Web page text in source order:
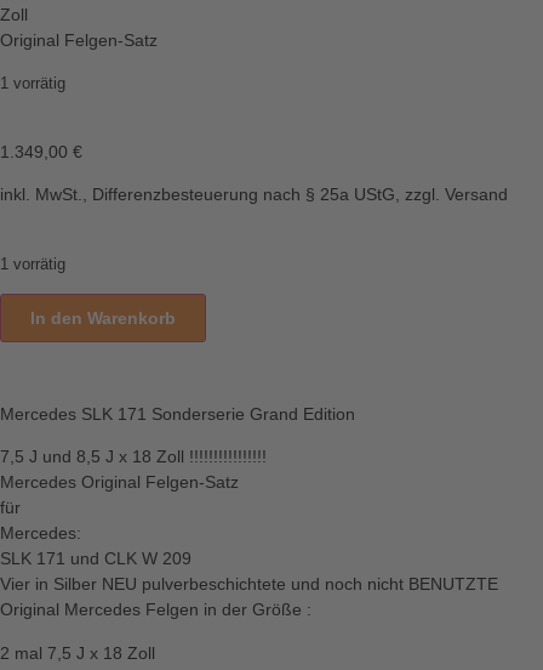
Zoll
Original Felgen-Satz
1 vorrätig
1.349,00 €
inkl. MwSt., Differenzbesteuerung nach § 25a UStG, zzgl. Versand
1 vorrätig
In den Warenkorb
Mercedes SLK 171 Sonderserie Grand Edition
7,5 J und 8,5 J x 18 Zoll !!!!!!!!!!!!!!!!
Mercedes Original Felgen-Satz
für
Mercedes:
SLK 171 und CLK W 209
Vier in Silber NEU pulverbeschichtete und noch nicht BENUTZTE
Original Mercedes Felgen in der Größe :
2 mal 7,5 J x 18 Zoll